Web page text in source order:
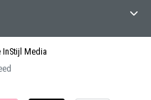
InStijl Media